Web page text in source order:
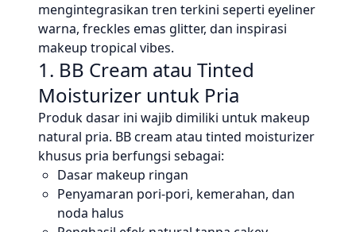
mengintegrasikan tren terkini seperti eyeliner
warna, freckles emas glitter, dan inspirasi
makeup tropical vibes.
1. BB Cream atau Tinted
Moisturizer untuk Pria
Produk dasar ini wajib dimiliki untuk makeup
natural pria. BB cream atau tinted moisturizer
khusus pria berfungsi sebagai:
Dasar makeup ringan
Penyamaran pori-pori, kemerahan, dan
noda halus